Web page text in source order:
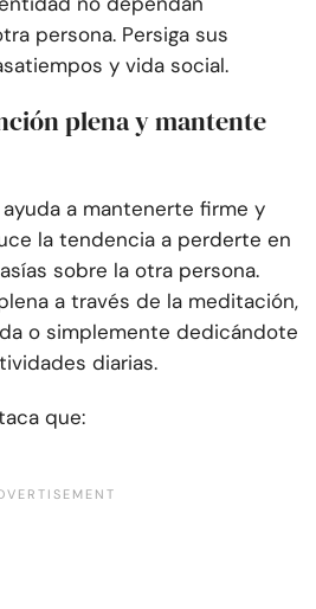
persona. Persiga sus
y vida social.
plena y mantente
a mantenerte firme y
la tendencia a perderte en
sobre la otra persona.
a través de la meditación,
o simplemente dedicándote
diarias.
que: